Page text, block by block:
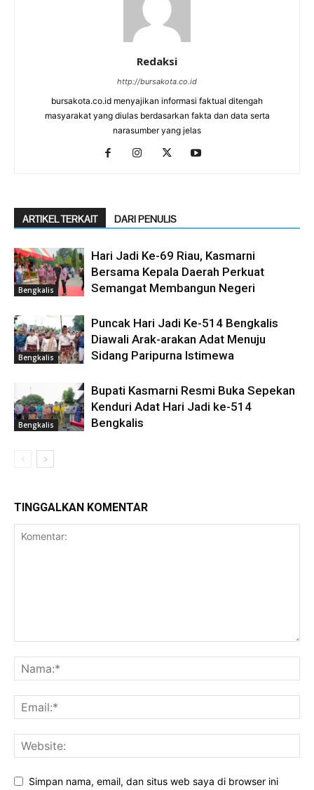
Redaksi
http://bursakota.co.id
bursakota.co.id menyajikan informasi faktual ditengah
masyarakat yang diulas berdasarkan fakta dan data serta
narasumber yang jelas
ARTIKEL TERKAIT DARI PENULIS
Bengkalis
Hari Jadi Ke-69 Riau, Kasmarni
Bersama Kepala Daerah Perkuat
Semangat Membangun Negeri
Bengkalis
Puncak Hari Jadi Ke-514 Bengkalis
Diawali Arak-arakan Adat Menuju
Sidang Paripurna Istimewa
Bengkalis
Bupati Kasmarni Resmi Buka Sepekan
Kenduri Adat Hari Jadi ke-514
Bengkalis
TINGGALKAN KOMENTAR
Simpan nama, email, dan situs web saya di browser ini